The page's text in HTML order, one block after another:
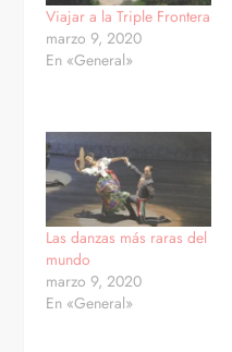
Viajar a la Triple Frontera
marzo 9, 2020
En «General»
Las danzas más raras del
mundo
marzo 9, 2020
En «General»